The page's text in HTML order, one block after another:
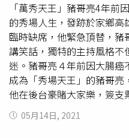
「萬秀天王」豬哥亮4年前
的秀場人生，發跡於家鄉
臨時缺席，他緊急頂替，豬
講笑話，獨特的主持風格
迷。豬哥亮４年前因大腸癌
成為「秀場天王」的豬哥亮
他在後台豪賭大家樂，簽
萬，一晚就賭了600萬，這
了忍不住勸他，「豬仔！
05月14日, 2021